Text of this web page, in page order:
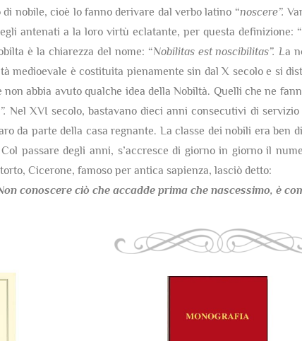
nobile, cioè lo fanno derivare dal verbo latino “noscere”.
antenati a la loro virtù eclatante, per questa definizione: “
è la chiarezza del nome: “Nobilitas est noscibilitas”. La
medioevale è costituita pienamente sin dal X secolo e si
abbia avuto qualche idea della Nobiltà. Quelli che ne
Nel XVI secolo, bastavano dieci anni consecutivi di
da parte della casa regnante. La classe dei nobili era ben
passare degli anni, s’accresce di giorno in giorno il
Cicerone, famoso per antica sapienza, lasciò detto:
conoscere ciò che accadde prima che nascessimo, è